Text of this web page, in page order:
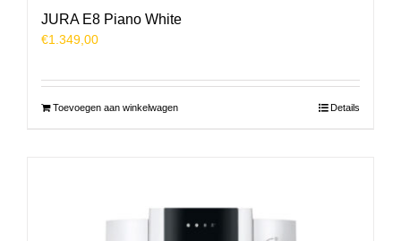
JURA E8 Piano White
€1.349,00
Toevoegen aan winkelwagen Details